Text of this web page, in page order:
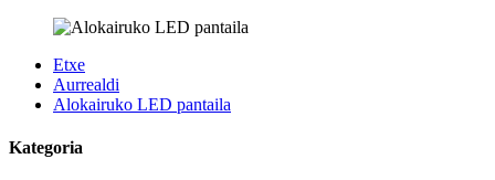
Etxe
Aurrealdi
Alokairuko LED pantaila
Kategoria